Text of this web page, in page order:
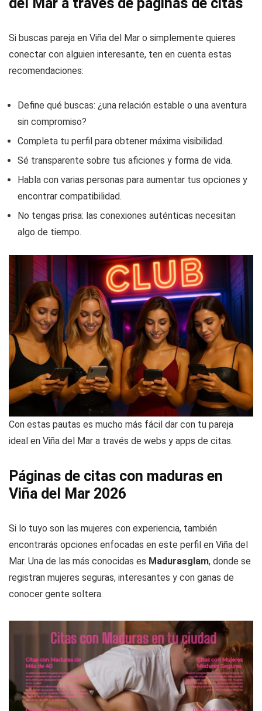
Si buscas pareja en Viña del Mar o simplemente quieres
conectar con alguien interesante, ten en cuenta estas
recomendaciones:
Define qué buscas: ¿una relación estable o una aventura
sin compromiso?
Completa tu perfil para obtener máxima visibilidad.
Sé transparente sobre tus aficiones y forma de vida.
Habla con varias personas para aumentar tus opciones y
encontrar compatibilidad.
No tengas prisa: las conexiones auténticas necesitan
algo de tiempo.
Con estas pautas es mucho más fácil dar con tu pareja
ideal en Viña del Mar a través de webs y apps de citas.
Páginas de citas con maduras en
Viña del Mar 2026
Si lo tuyo son las mujeres con experiencia, también
encontrarás opciones enfocadas en este perfil en Viña del
Mar. Una de las más conocidas es Madurasglam, donde se
registran mujeres seguras, interesantes y con ganas de
conocer gente soltera.